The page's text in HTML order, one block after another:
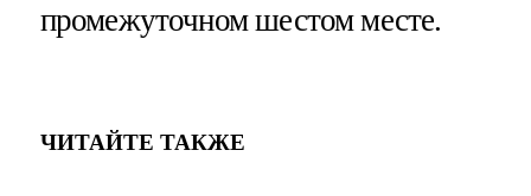
промежуточном шестом месте.
ЧИТАЙТЕ ТАКЖЕ